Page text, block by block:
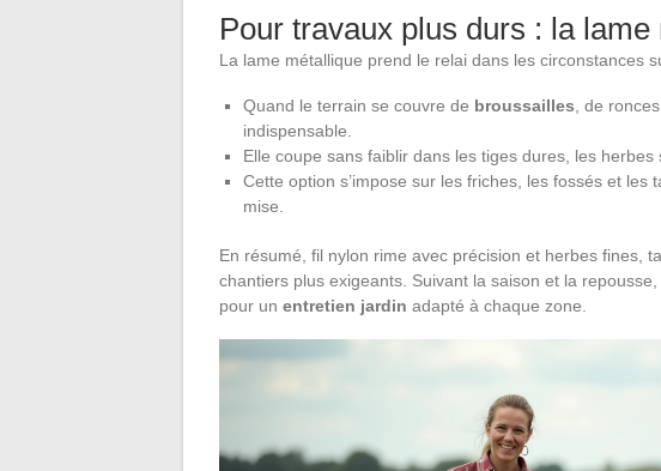
Pour travaux plus durs : la lame
La lame métallique prend le relai dans les circonstances
Quand le terrain se couvre de broussailles , de
indispensable.
Elle coupe sans faiblir dans les tiges dures, les
Cette option s’impose sur les friches, les fossés et
mise.
En résumé, fil nylon rime avec précision et herbes fines,
chantiers plus exigeants. Suivant la saison et la
pour un entretien jardin adapté à chaque zone.